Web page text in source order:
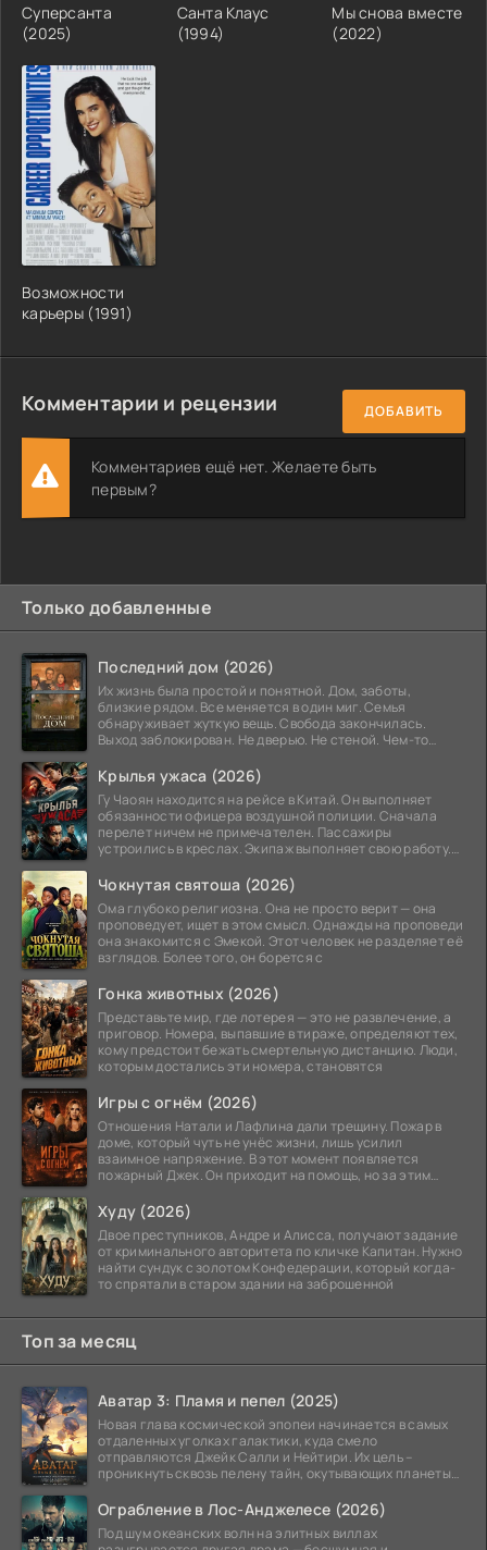
Суперсанта
(2025)
Санта Клаус
(1994)
Мы снова вместе
(2022)
Возможности
карьеры (1991)
Комментарии и рецензии ДОБАВИТЬ
Комментариев ещё нет. Желаете быть
первым?
Только добавленные
Последний дом (2026)
Их жизнь была простой и понятной. Дом, заботы,
близкие рядом. Все меняется в один миг. Семья
обнаруживает жуткую вещь. Свобода закончилась.
Выход заблокирован. Не дверью. Не стеной. Чем-то
Крылья ужаса (2026)
Гу Чаоян находится на рейсе в Китай. Он выполняет
обязанности офицера воздушной полиции. Сначала
перелет ничем не примечателен. Пассажиры
устроились в креслах. Экипаж выполняет свою работу.
Чокнутая святоша (2026)
Ома глубоко религиозна. Она не просто верит — она
проповедует, ищет в этом смысл. Однажды на проповеди
она знакомится с Эмекой. Этот человек не разделяет её
взглядов. Более того, он борется с
Гонка животных (2026)
Представьте мир, где лотерея — это не развлечение, а
приговор. Номера, выпавшие в тираже, определяют тех,
кому предстоит бежать смертельную дистанцию. Люди,
которым достались эти номера, становятся
Игры с огнём (2026)
Отношения Натали и Лафлина дали трещину. Пожар в
доме, который чуть не унёс жизни, лишь усилил
взаимное напряжение. В этот момент появляется
пожарный Джек. Он приходит на помощь, но за этим
Худу (2026)
Двое преступников, Андре и Алисса, получают задание
от криминального авторитета по кличке Капитан. Нужно
найти сундук с золотом Конфедерации, который когда-
то спрятали в старом здании на заброшенной
Топ за месяц
Аватар 3: Пламя и пепел (2025)
Новая глава космической эпопеи начинается в самых
отдаленных уголках галактики, куда смело
отправляются Джейк Салли и Нейтири. Их цель –
проникнуть сквозь пелену тайн, окутывающих планеты
Ограбление в Лос-Анджелесе (2026)
Под шум океанских волн на элитных виллах